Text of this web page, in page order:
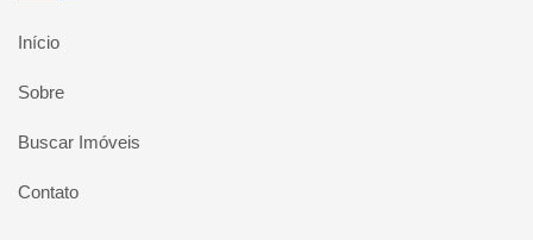
Início
Sobre
Buscar Imóveis
Contato